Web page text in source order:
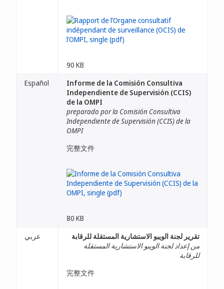
90 KB
Español
Informe de la Comisión Consultiva
Independiente de Supervisión (CCIS)
de la OMPI
preparado por la Comisión Consultiva
Independiente de Supervisión (CCIS) de la
OMPI
完整文件
80 KB
عربي
تقرير لجنة الويبو الاستشارية المستقلة للرقابة
من إعداد لجنة الويبو الاستشارية المستقلة
للرقابة
完整文件